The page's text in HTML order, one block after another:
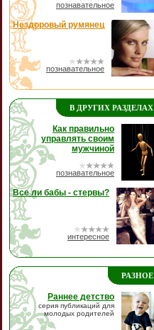
познавательное
Нездоровый румянец
познавательное
В ДРУГИХ РАЗДЕЛАХ
Как правильно
управлять своим
мужчиной
познавательное
Все ли бабы - стервы?
интересное
РАЗНОЕ
Раннее детство
серия публикаций для
молодых родителей